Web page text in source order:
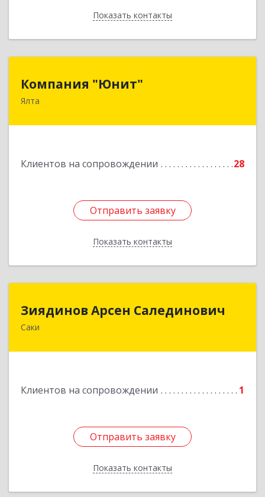
Показать контакты
Назад
Компания "Юнит"
Ялта
Клиентов на сопровождении 28
Отправить заявку
Показать контакты
298600, Крым Респ, Ялта г, Васильева ул, дом №
Отправить заявку
Назад
Зиядинов Арсен Салединович
Саки
Клиентов на сопровождении 1
Отправить заявку
Показать контакты
Отправить заявку
Назад